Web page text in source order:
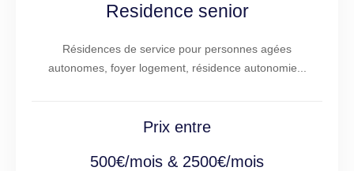
Residence senior
Résidences de service pour personnes agées
autonomes, foyer logement, résidence autonomie...
Prix entre
500€/mois & 2500€/mois